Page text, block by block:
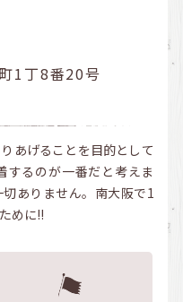
1丁8番20号
あげることを目的として
するのが一番だと考えま
ありません。南大阪で1
めに!!